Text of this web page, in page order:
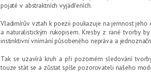
pojaté v abstraktních vyjádřeních.
Vladimírův vztah k poezii poukazuje na jemnost jeho
a naturalistickým rukopisem. Kresby z rané tvorby
instinktivní vnímání působeného nepráva a
Tak se uzavírá kruh a při pozorném sledování
touze stát se a zůstat spíše pozorovateli našeho